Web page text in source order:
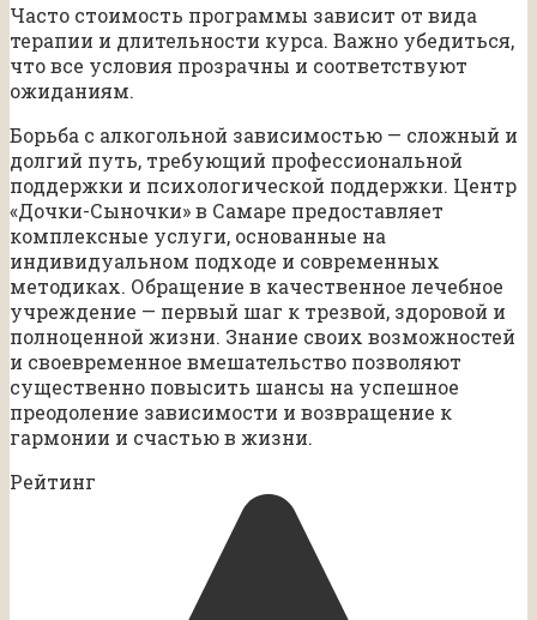
Часто стоимость программы зависит от вида
терапии и длительности курса. Важно убедиться,
что все условия прозрачны и соответствуют
ожиданиям.
Борьба с алкогольной зависимостью — сложный и
долгий путь, требующий профессиональной
поддержки и психологической поддержки. Центр
«Дочки-Сыночки» в Самаре предоставляет
комплексные услуги, основанные на
индивидуальном подходе и современных
методиках. Обращение в качественное лечебное
учреждение — первый шаг к трезвой, здоровой и
полноценной жизни. Знание своих возможностей
и своевременное вмешательство позволяют
существенно повысить шансы на успешное
преодоление зависимости и возвращение к
гармонии и счастью в жизни.
Рейтинг